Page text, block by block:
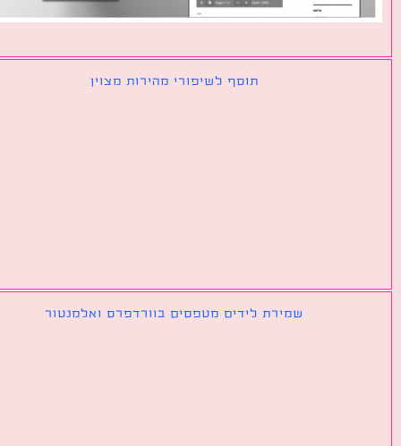
תוסף לשיפורי מהירות מצוין
שמירת לידים מטפסים בוורדפרס ואלמנטור